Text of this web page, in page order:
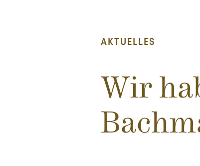
AKTUELLES
Wir